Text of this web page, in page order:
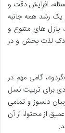
افزایش دقت و
یک رشد همه جانبه
های متنوع و
کودک لذت بخش و در
گامی مهم در
برای تربیت نسل
دلسوز و تمامی
از محتوا، از آن